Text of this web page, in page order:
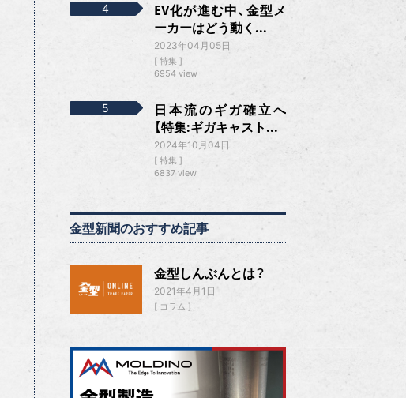
EV化が進む中、金型メ
ーカーはどう動く...
2023年04月05日
特集
6954 view
日本流のギガ確立へ
【特集:ギガキャスト...
2024年10月04日
特集
6837 view
金型新聞のおすすめ記事
金型しんぶんとは？
2021年4月1日
コラム